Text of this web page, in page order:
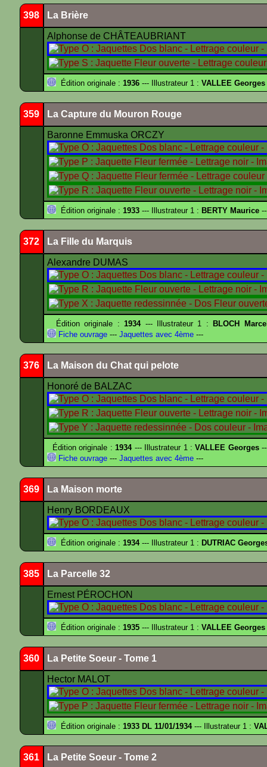
398 La Brière
Alphonse de CHÂTEAUBRIANT
Édition originale : 1936 --- Illustrateur 1 : VALLEE Georges
359 La Capture du Mouron Rouge
Baronne Emmuska ORCZY
Édition originale : 1933 --- Illustrateur 1 : BERTY Maurice
372 La Fille du Marquis
Alexandre DUMAS
Édition originale :1934--- Illustrateur 1 :
BLOCH
Fiche ouvrage --- Jaquettes avec 4ème ---
376 La Maison du Chat qui pelote
Honoré de BALZAC
Édition originale :1934--- Illustrateur 1 :VALLEE Georges
Fiche ouvrage --- Jaquettes avec 4ème ---
369 La Maison morte
Henry BORDEAUX
Édition originale : 1934--- Illustrateur 1 : DUTRIAC
385 La Parcelle 32
Ernest PÉROCHON
Édition originale : 1935 --- Illustrateur 1 : VALLEE Georges
360 La Petite Soeur - Tome 1
Hector MALOT
Édition originale : 1933 DL 11/01/1934--- Illustrateur 1 :
361 La Petite Soeur - Tome 2